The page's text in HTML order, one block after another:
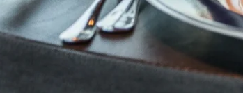
Martin's Château du Lac
Genval, 5*